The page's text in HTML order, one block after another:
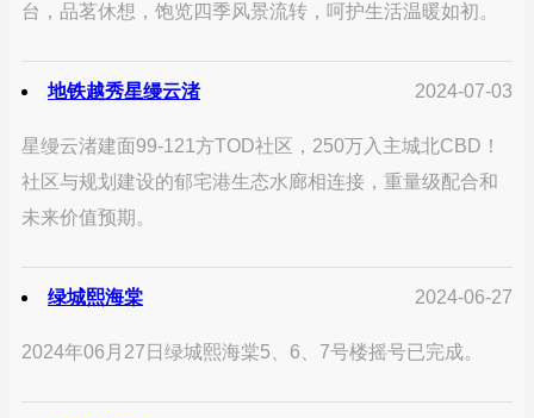
台，品茗休想，饱览四季风景流转，呵护生活温暖如初。
地铁越秀星缦云渚 2024-07-03
星缦云渚建面99-121方TOD社区，250万入主城北CBD！
社区与规划建设的郁宅港生态水廊相连接，重量级配合和
未来价值预期。
绿城熙海棠 2024-06-27
2024年06月27日绿城熙海棠5、6、7号楼摇号已完成。